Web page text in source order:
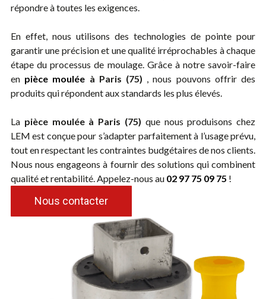
répondre à toutes les exigences.
En effet, nous utilisons des technologies de pointe pour
garantir une précision et une qualité irréprochables à chaque
étape du processus de moulage. Grâce à notre savoir-faire
en pièce moulée à Paris (75) , nous pouvons offrir des
produits qui répondent aux standards les plus élevés.
La pièce moulée à Paris (75) que nous produisons chez
LEM est conçue pour s’adapter parfaitement à l’usage prévu,
tout en respectant les contraintes budgétaires de nos clients.
Nous nous engageons à fournir des solutions qui combinent
qualité et rentabilité. Appelez-nous au 02 97 75 09 75 !
Nous contacter